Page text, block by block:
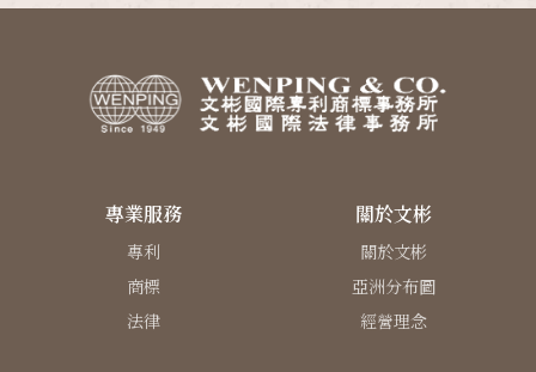
專業服務
專利
商標
法律
關於文彬
關於文彬
亞洲分布圖
經營理念